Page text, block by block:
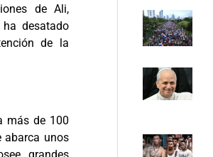
de Ali,
ha desatado
de la
más de 100
abarca unos